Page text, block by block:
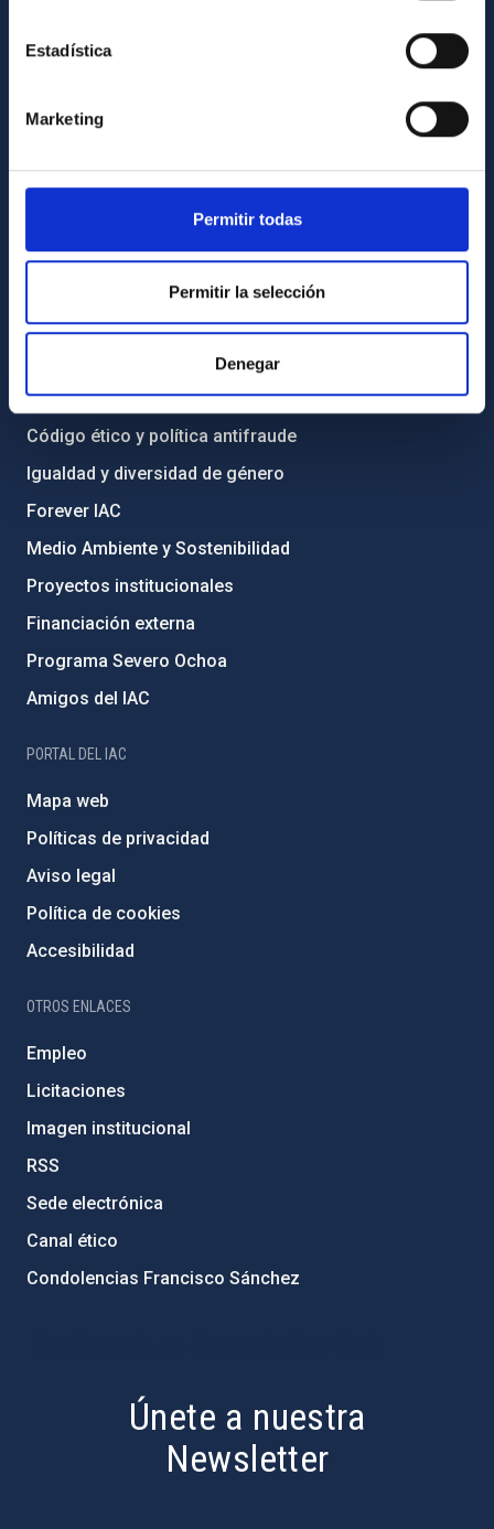
Estadística
Marketing
Permitir todas
Permitir la selección
Denegar
INFORMACIÓN GENERAL
Contacto
Directorio de personal
Registro general
Transparencia
Código ético y política antifraude
Igualdad y diversidad de género
Forever IAC
Medio Ambiente y Sostenibilidad
Proyectos institucionales
Financiación externa
Programa Severo Ochoa
Amigos del IAC
PORTAL DEL IAC
Mapa web
Políticas de privacidad
Aviso legal
Política de cookies
Accesibilidad
OTROS ENLACES
Empleo
Licitaciones
Imagen institucional
RSS
Sede electrónica
Canal ético
Condolencias Francisco Sánchez
Únete a nuestra
Newsletter